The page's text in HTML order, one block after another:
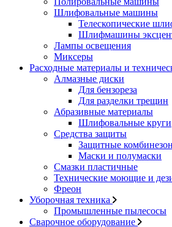
Шлифовальные машины
Телескопические
Шлифмашины
Лампы освещения
Миксеры
Расходные материалы и
Алмазные диски
Для бензореза
Для разделки трещин
Абразивные материалы
Шлифовальные круги
Средства защиты
Защитные
Маски и полумаски
Смазки пластичные
Технические моющие и
Фреон
Уборочная техника
Промышленные пылесосы
Сварочное оборудование